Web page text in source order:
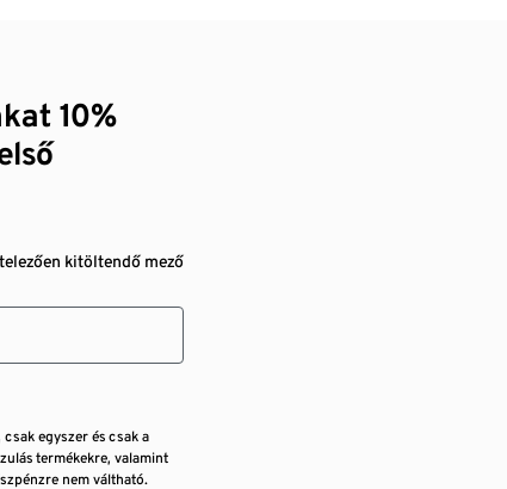
10%
kitöltendő mező
egyszer és csak a
termékekre, valamint
nem váltható.